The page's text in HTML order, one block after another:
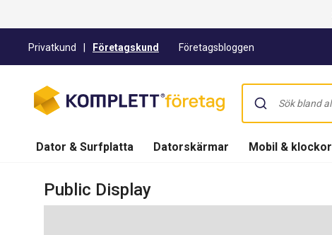
Privatkund Företagskund Företagsbloggen
Dator & Surfplatta Datorskärmar Mobil & klockor
Public Display